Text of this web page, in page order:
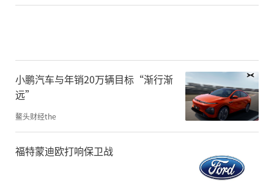
小鹏汽车与年销20万辆目标“渐行渐
远”
鳌头财经the
福特蒙迪欧打响保卫战